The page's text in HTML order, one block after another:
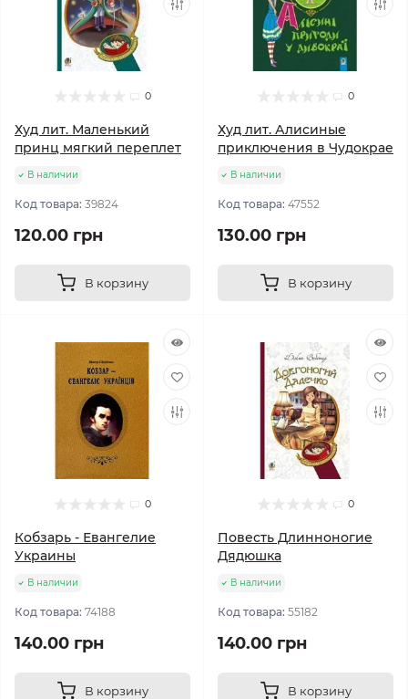
0
Худ лит. Маленький
принц мягкий переплет
В наличии
Код товара: 39824
120.00 грн
В корзину
0
Худ лит. Алисиные
приключения в Чудокрае
В наличии
Код товара: 47552
130.00 грн
В корзину
0
Кобзарь - Евангелие
Украины
В наличии
Код товара: 74188
140.00 грн
В корзину
0
Повесть Длинноногие
Дядюшка
В наличии
Код товара: 55182
140.00 грн
В корзину